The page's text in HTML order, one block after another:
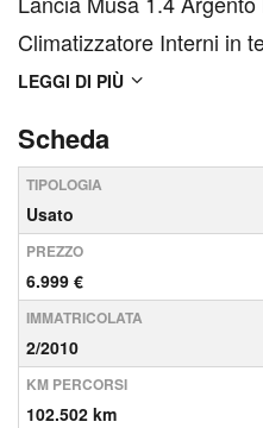
Climatizzatore Interni in
pelle Cambio manuale
Autovettura IMPECCABILE Garanzia 12 Mesi a
Illimitat...
LEGGI DI PIÙ
Scheda
TIPOLOGIA
Usato
PREZZO
6.999 €
IMMATRICOLATA
2/2010
KM PERCORSI
102.502 km